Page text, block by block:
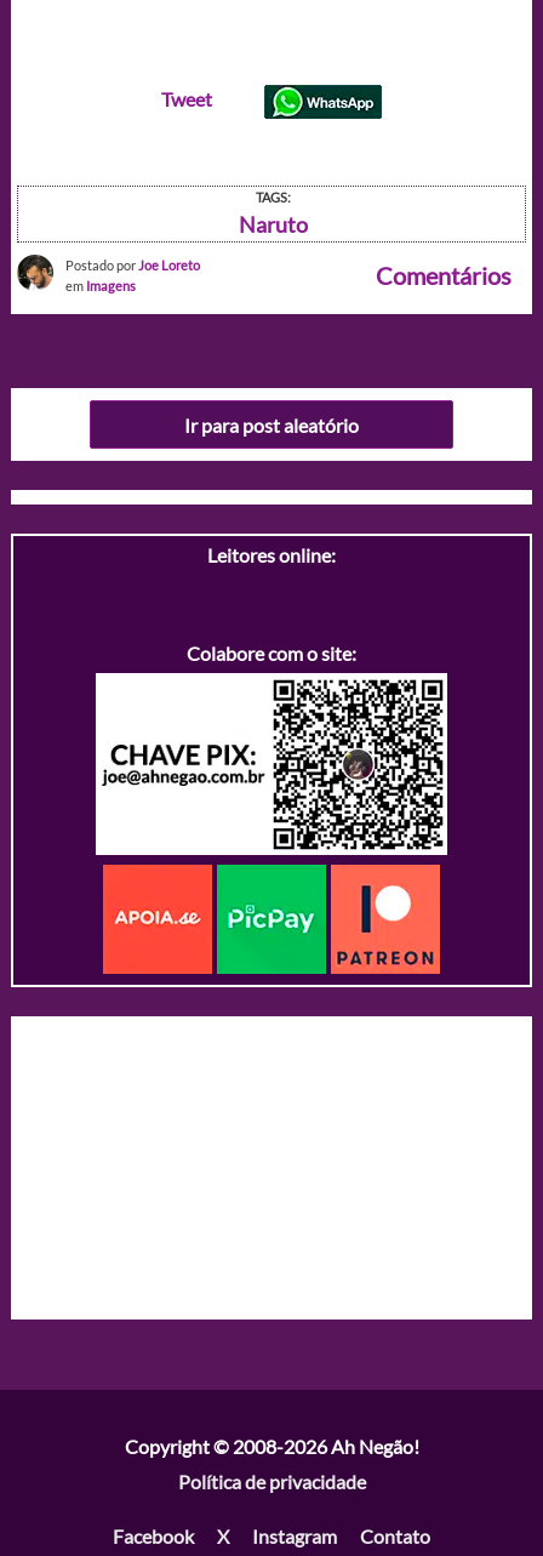
Tweet
TAGS:
Naruto
Postado por Joe Loreto
em Imagens Comentários
Ir para post aleatório
Leitores online:
Colabore com o site:
Copyright © 2008-2026Ah Negão!
Política de privacidade
Facebook X Instagram Contato